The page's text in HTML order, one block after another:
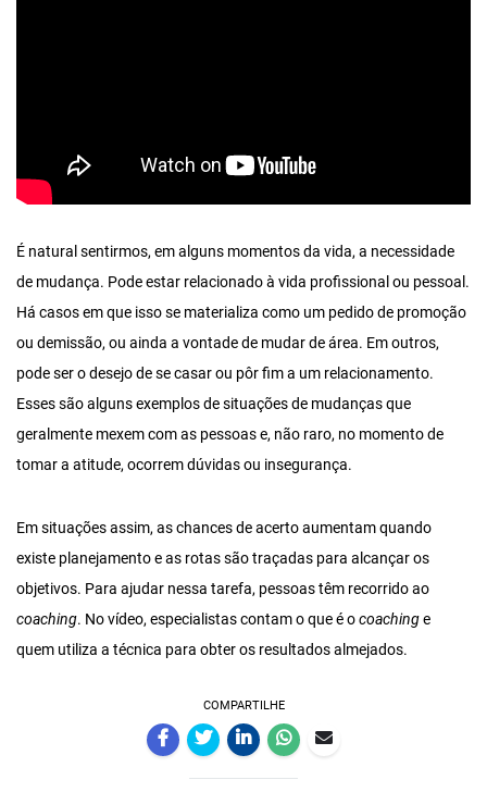
É natural sentirmos, em alguns momentos da vida, a necessidade
de mudança. Pode estar relacionado à vida profissional ou pessoal.
Há casos em que isso se materializa como um pedido de promoção
ou demissão, ou ainda a vontade de mudar de área. Em outros,
pode ser o desejo de se casar ou pôr fim a um relacionamento.
Esses são alguns exemplos de situações de mudanças que
geralmente mexem com as pessoas e, não raro, no momento de
tomar a atitude, ocorrem dúvidas ou insegurança.
Em situações assim, as chances de acerto aumentam quando
existe planejamento e as rotas são traçadas para alcançar os
objetivos. Para ajudar nessa tarefa, pessoas têm recorrido ao
coaching. No vídeo, especialistas contam o que é ocoachinge
quem utiliza a técnica para obter os resultados almejados.
COMPARTILHE